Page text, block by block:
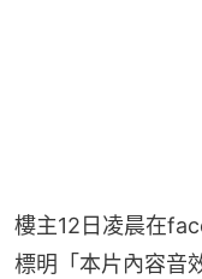
樓主12日凌晨在
標明「本片內容音